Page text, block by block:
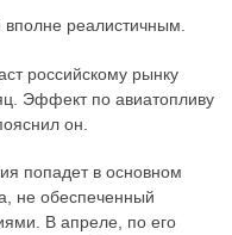
реалистичным.
российскому рынку
Эффект по авиатопливу
он.
попадет в основном
не обеспеченный
В апреле, по его